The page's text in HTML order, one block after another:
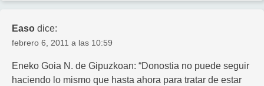
Easo dice:
febrero 6, 2011 a las 10:59
Eneko Goia N. de Gipuzkoan: “Donostia no puede seguir
haciendo lo mismo que hasta ahora para tratar de estar